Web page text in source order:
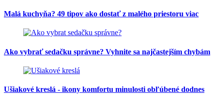
Malá kuchyňa? 49 tipov ako dostať z malého priestoru viac
Ako vybrať sedačku správne? Vyhnite sa najčastejším chybám
Ušiakové kreslá - ikony komfortu minulosti obľúbené dodnes